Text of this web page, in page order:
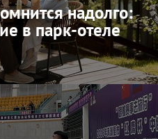
надолго:
в парк-отеле